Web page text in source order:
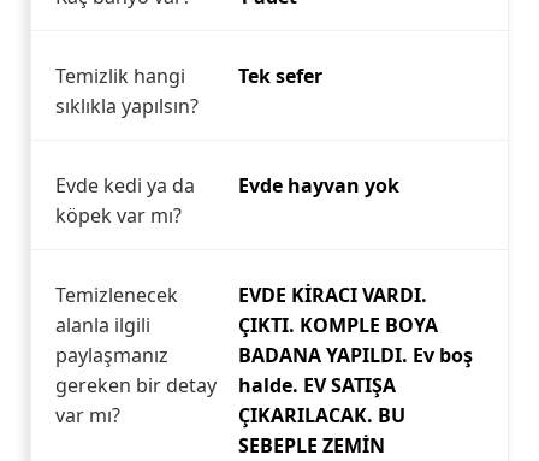
Temizlik hangi
sıklıkla yapılsın?
Tek sefer
Evde kedi ya da
köpek var mı?
Evde hayvan yok
Temizlenecek
alanla ilgili
paylaşmanız
gereken bir detay
var mı?
EVDE KİRACI VARDI.
ÇIKTI. KOMPLE BOYA
BADANA YAPILDI. Ev boş
halde. EV SATIŞA
ÇIKARILACAK. BU
SEBEPLE ZEMİN